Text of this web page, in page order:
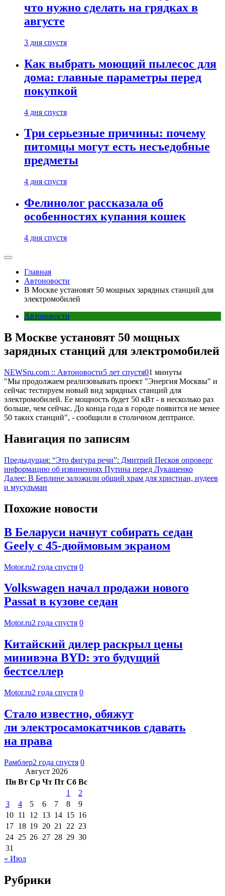
что нужно сделать на грядках в
августе
3 дня спустя
Как выбрать моющий пылесос для
дома: главные параметры перед
покупкой
4 дня спустя
Три серьезные причины: почему
питомцы могут есть несъедобные
предметы
4 дня спустя
Фелинолог рассказала об
особенностях купания кошек
4 дня спустя
Главная
Автоновости
В Москве установят 50 мощных зарядных станций для
электромобилей
Автоновости
В Москве установят 50 мощных
зарядных станций для электромобилей
NEWSru.com :: Автоновости5 лет спустя01 минуты
"Мы продолжаем реализовывать проект "Энергия Москвы" и
сейчас тестируем новый вид зарядных станций для
электромобилей. Ее мощность будет 50 кВт - в несколько раз
больше, чем сейчас. До конца года в городе появится не менее
50 таких станций", - сообщили в столичном дептрансе.
Навигация по записям
Предыдущая: “Это фигура речи”: Дмитрий Песков опроверг
информацию об извинениях Путина перед Лукашенко
Далее: В Берлине заложили общий храм для христиан, иудеев
и мусульман
Похожие новости
В Беларуси начнут собирать седан
Geely с 45-дюймовым экраном
Motor.ru2 года спустя 0
Volkswagen начал продажи нового
Passat в кузове седан
Motor.ru2 года спустя 0
Китайский дилер раскрыл цены
минивэна BYD: это будущий
бестселлер
Motor.ru2 года спустя 0
Стало известно, обяжут
ли электросамокатчиков сдавать
на права
Рамблер2 года спустя 0
Август 2026
Пн Вт Ср Чт Пт Сб Вс
1
2
3
4 5 6 7 8
9
10 11 12 13 14 15 16
17 18 19 20 21 22 23
24 25 26 27 28 29 30
31
« Июл
Рубрики